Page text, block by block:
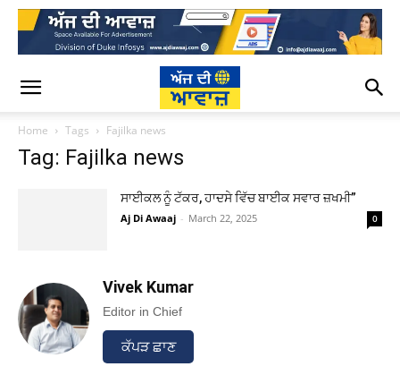
Home Tags Fajilka news
Tag: Fajilka news
ਸਾਈਕਲ ਨੂੰ ਟੱਕਰ, ਹਾਦਸੇ ਵਿੱਚ ਬਾਈਕ ਸਵਾਰ ਜ਼ਖਮੀ”
Aj Di Awaaj - March 22, 2025 0
Vivek Kumar
Editor in Chief
ਕੱਪੜ ਛਾਣ